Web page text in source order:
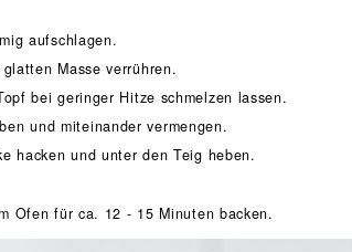
aufschlagen.
Masse verrühren.
bei geringer Hitze schmelzen lassen.
und miteinander vermengen.
hacken und unter den Teig heben.
Ofen für ca. 12 - 15 Minuten backen.